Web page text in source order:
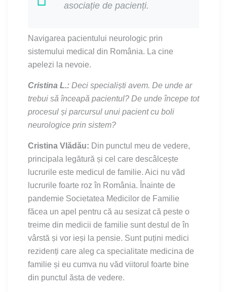
asociație de pacienți.
Navigarea pacientului neurologic prin
sistemului medical din România. La cine
apelezi la nevoie.
Cristina L.: Deci specialiști avem. De unde ar
trebui să înceapă pacientul? De unde începe tot
procesul și parcursul unui pacient cu boli
neurologice prin sistem?
Cristina Vlădău: Din punctul meu de vedere,
principala legătură și cel care descâlcește
lucrurile este medicul de familie. Aici nu văd
lucrurile foarte roz în România. Înainte de
pandemie Societatea Medicilor de Familie
făcea un apel pentru că au sesizat că peste o
treime din medicii de familie sunt destul de în
vârstă și vor ieși la pensie. Sunt puțini medici
rezidenți care aleg ca specialitate medicina de
familie și eu cumva nu văd viitorul foarte bine
din punctul ăsta de vedere.